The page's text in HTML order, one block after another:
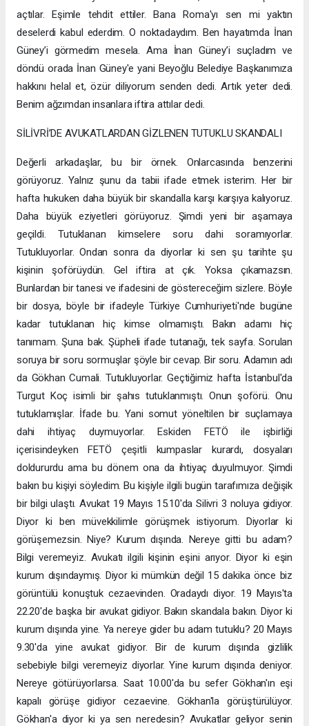
açtılar. Eşimle tehdit ettiler. Bana Roma'yı sen mi yaktın
deselerdi kabul ederdim. O noktadaydım. Ben hayatımda İnan
Güney’i görmedim mesela. Ama İnan Güney’i suçladım ve
döndü orada İnan Güney'e yani Beyoğlu Belediye Başkanımıza
hakkını helal et, özür diliyorum senden dedi. Artık yeter dedi.
Benim ağzımdan insanlara iftira attılar dedi.
SİLİVRİ’DE AVUKATLARDAN GİZLENEN TUTUKLU SKANDALI
Değerli arkadaşlar, bu bir örnek. Onlarcasında benzerini
görüyoruz. Yalnız şunu da tabii ifade etmek isterim. Her bir
hafta hukuken daha büyük bir skandalla karşı karşıya kalıyoruz.
Daha büyük eziyetleri görüyoruz. Şimdi yeni bir aşamaya
geçildi. Tutuklanan kimselere soru dahi soramıyorlar.
Tutukluyorlar. Ondan sonra da diyorlar ki sen şu tarihte şu
kişinin şoförüydün. Gel iftira at çık. Yoksa çıkamazsın.
Bunlardan bir tanesi ve ifadesini de göstereceğim sizlere. Böyle
bir dosya, böyle bir ifadeyle Türkiye Cumhuriyeti'nde bugüne
kadar tutuklanan hiç kimse olmamıştı. Bakın adamı hiç
tanımam. Şuna bak. Şüpheli ifade tutanağı, tek sayfa. Sorulan
soruya bir soru sormuşlar şöyle bir cevap. Bir soru. Adamın adı
da Gökhan Cumali. Tutukluyorlar. Geçtiğimiz hafta İstanbul'da
Turgut Koç isimli bir şahıs tutuklanmıştı. Onun şoförü. Onu
tutuklamışlar. İfade bu. Yani somut yöneltilen bir suçlamaya
dahi ihtiyaç duymuyorlar. Eskiden FETÖ ile işbirliği
içerisindeyken FETÖ çeşitli kumpaslar kurardı, dosyaları
doldururdu ama bu dönem ona da ihtiyaç duyulmuyor. Şimdi
bakın bu kişiyi söyledim. Bu kişiyle ilgili bugün tarafımıza değişik
bir bilgi ulaştı. Avukat 19 Mayıs 15.10'da Silivri 3 noluya gidiyor.
Diyor ki ben müvekkilimle görüşmek istiyorum. Diyorlar ki
görüşemezsin. Niye? Kurum dışında. Nereye gitti bu adam?
Bilgi veremeyiz. Avukatı ilgili kişinin eşini arıyor. Diyor ki eşin
kurum dışındaymış. Diyor ki mümkün değil 15 dakika önce biz
görüntülü konuştuk cezaevinden. Oradaydı diyor. 19 Mayıs'ta
22.20'de başka bir avukat gidiyor. Bakın skandala bakın. Diyor ki
kurum dışında yine. Ya nereye gider bu adam tutuklu? 20 Mayıs
9.30'da yine avukat gidiyor. Bir de kurum dışında gizlilik
sebebiyle bilgi veremeyiz diyorlar. Yine kurum dışında deniyor.
Nereye götürüyorlarsa. Saat 10.00'da bu sefer Gökhan'ın eşi
kapalı görüşe gidiyor cezaevine. Gökhan'la görüştürülüyor.
Gökhan'a diyor ki ya sen neredesin? Avukatlar geliyor senin